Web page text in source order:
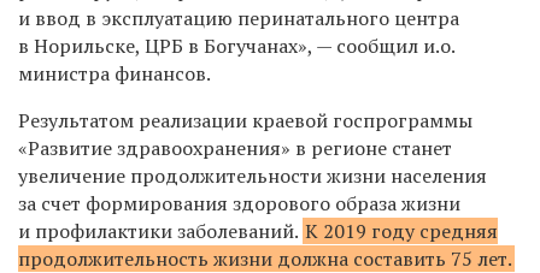
и ввод в эксплуатацию перинатального центра
в Норильске, ЦРБ в Богучанах», — сообщил и.о.
министра финансов.
Результатом реализации краевой госпрограммы
«Развитие здравоохранения» в регионе станет
увеличение продолжительности жизни населения
за счет формирования здорового образа жизни
и профилактики заболеваний. К 2019 году средняя
продолжительность жизни должна составить 75 лет.